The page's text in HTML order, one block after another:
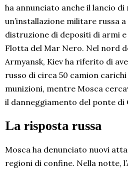
ha annunciato anche il lancio
un’installazione militare russa
distruzione di depositi di armi
Flotta del Mar Nero. Nel nord
Armyansk, Kiev ha riferito di
russo di circa 50 camion
munizioni, mentre Mosca
il danneggiamento del ponte di
La risposta russa
Mosca ha denunciato nuovi
regioni di confine. Nella notte,